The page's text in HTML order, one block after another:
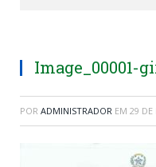
Image_00001-
POR ADMINISTRADOR EM 29 DE